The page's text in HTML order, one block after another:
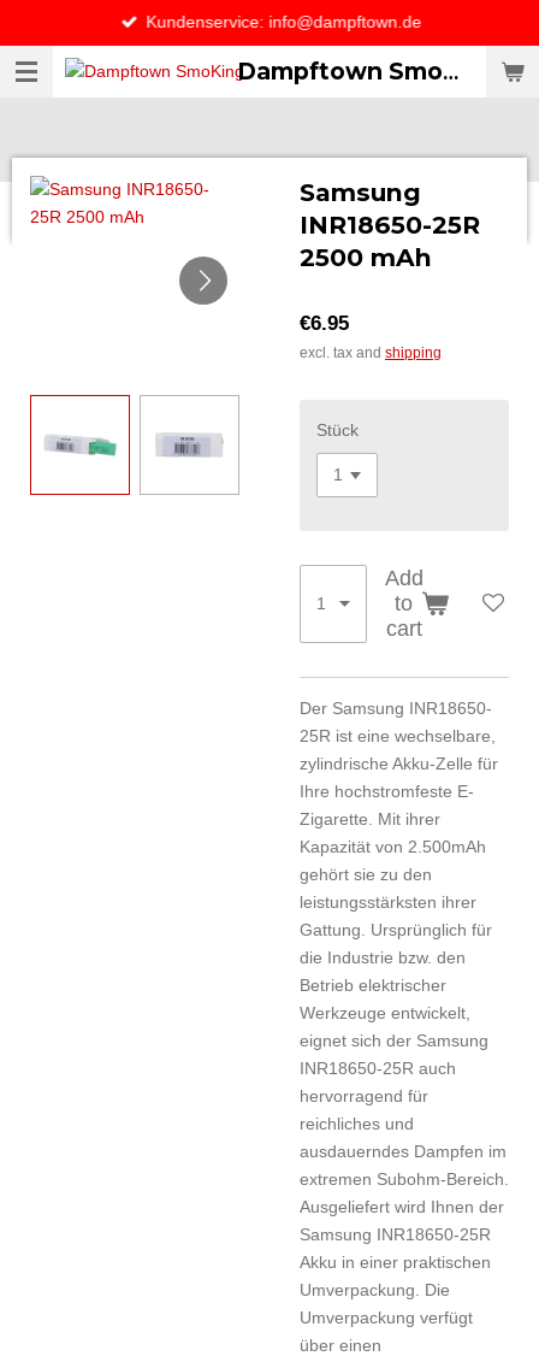
to
main
Dampftown SmoKing Vapor specialist & CO / VAPE ONLY THE BEST
Kundenservice: info@dampftown.de
Samsung
INR18650-25R
2500 mAh
€6.95
excl. tax and shipping
Stück
Add
to
cart
Der Samsung INR18650-
25R ist eine wechselbare,
zylindrische Akku-Zelle für
Ihre hochstromfeste E-
Zigarette. Mit ihrer
Kapazität von 2.500mAh
gehört sie zu den
leistungsstärksten ihrer
Gattung. Ursprünglich für
die Industrie bzw. den
Betrieb elektrischer
Werkzeuge entwickelt,
eignet sich der Samsung
INR18650-25R auch
hervorragend für
reichliches und
ausdauerndes Dampfen im
extremen Subohm-Bereich.
Ausgeliefert wird Ihnen der
Samsung INR18650-25R
Akku in einer praktischen
Umverpackung. Die
Umverpackung verfügt
über einen